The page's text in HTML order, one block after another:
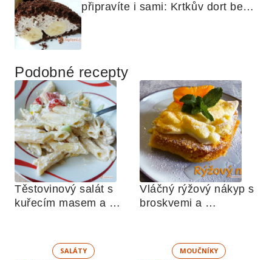
připravíte i sami: Krtkův dort bez
Podobné recepty
Těstovinový salát s
kuřecím masem a
SALÁTY
Vláčný rýžový nákyp s
broskvemi a
MOUČNÍKY